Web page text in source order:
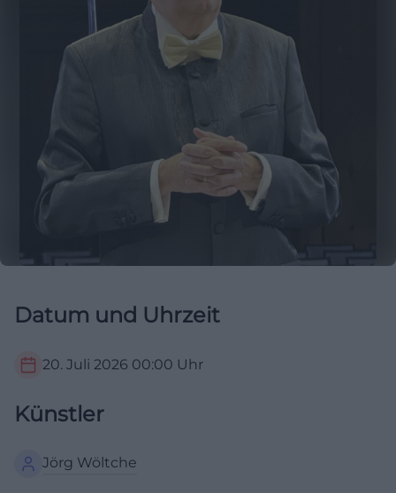
Datum und Uhrzeit
20. Juli 2026 00:00 Uhr
Künstler
Jörg Wöltche